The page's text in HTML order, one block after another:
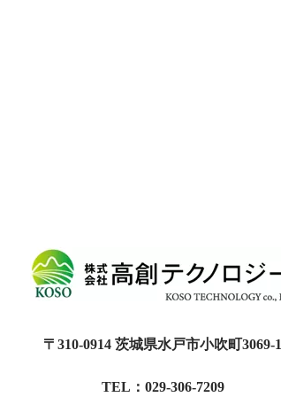
〒310-0914 茨城県水戸市小吹町3069-1
TEL：029-306-7209